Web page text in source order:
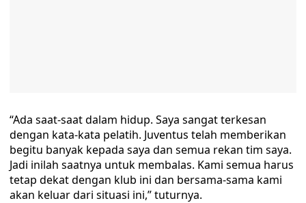
“Ada saat-saat dalam hidup. Saya sangat terkesan
dengan kata-kata pelatih. Juventus telah memberikan
begitu banyak kepada saya dan semua rekan tim saya.
Jadi inilah saatnya untuk membalas. Kami semua harus
tetap dekat dengan klub ini dan bersama-sama kami
akan keluar dari situasi ini,” tuturnya.